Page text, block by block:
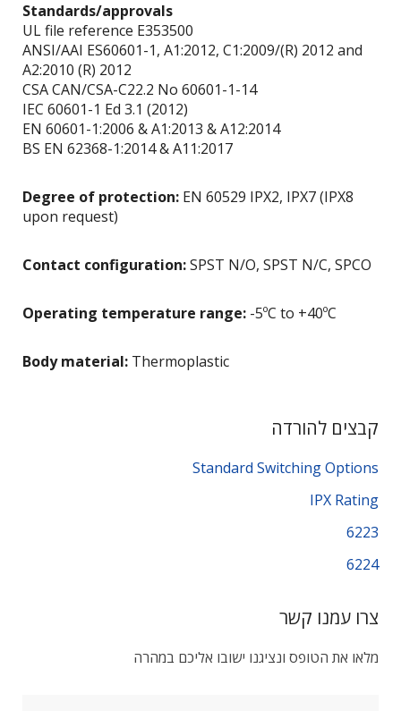
Standards/approvals
UL file reference E353500
ANSI/AAI ES60601-1, A1:2012, C1:2009/(R) 2012 and
A2:2010 (R) 2012
CSA CAN/CSA-C22.2 No 60601-1-14
IEC 60601-1 Ed 3.1 (2012)
EN 60601-1:2006 & A1:2013 & A12:2014
BS EN 62368-1:2014 & A11:2017
Degree of protection: EN 60529 IPX2, IPX7 (IPX8
upon request)
Contact configuration:SPST N/O, SPST N/C, SPCO
Operating temperature range: -5ºC to +40ºC
Body material: Thermoplastic
קבצים להורדה
Standard Switching Options
IPX Rating
6223
6224
צרו עמנו קשר
מלאו את הטופס ונציגנו ישובו אליכם במהרה